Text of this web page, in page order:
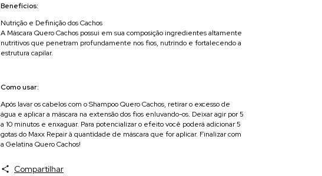
Benefícios:
Nutrição e Definição dos Cachos
A Máscara Quero Cachos possui em sua composição ingredientes altamente
nutritivos que penetram profundamente nos fios, nutrindo e fortalecendo a
estrutura capilar.
Como usar:
Após lavar os cabelos com o Shampoo Quero Cachos, retirar o excesso de
água e aplicar a máscara na extensão dos fios enluvando-os. Deixar agir por 5
a 10 minutos e enxaguar. Para potencializar o efeito você poderá adicionar 5
gotas do Maxx Repair à quantidade de máscara que for aplicar. Finalizar com
a Gelatina Quero Cachos!
Compartilhar